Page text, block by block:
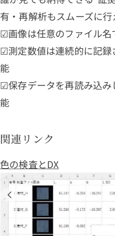
有・再解析もスムーズに行
☑画像は任意のファイル名
☑測定数値は連続的に記録
能
☑保存データを再読み込み
能
関連リンク
色の検査とDX